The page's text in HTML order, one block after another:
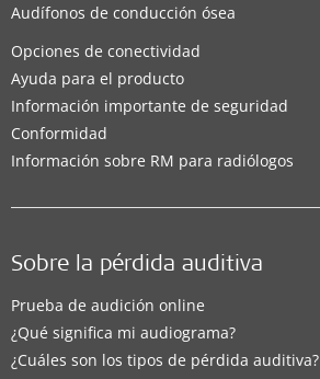
Audífonos de conducción ósea
Opciones de conectividad
Ayuda para el producto
Información importante de seguridad
Conformidad
Información sobre RM para radiólogos
Sobre la pérdida auditiva
Prueba de audición online
¿Qué significa mi audiograma?
¿Cuáles son los tipos de pérdida auditiva?